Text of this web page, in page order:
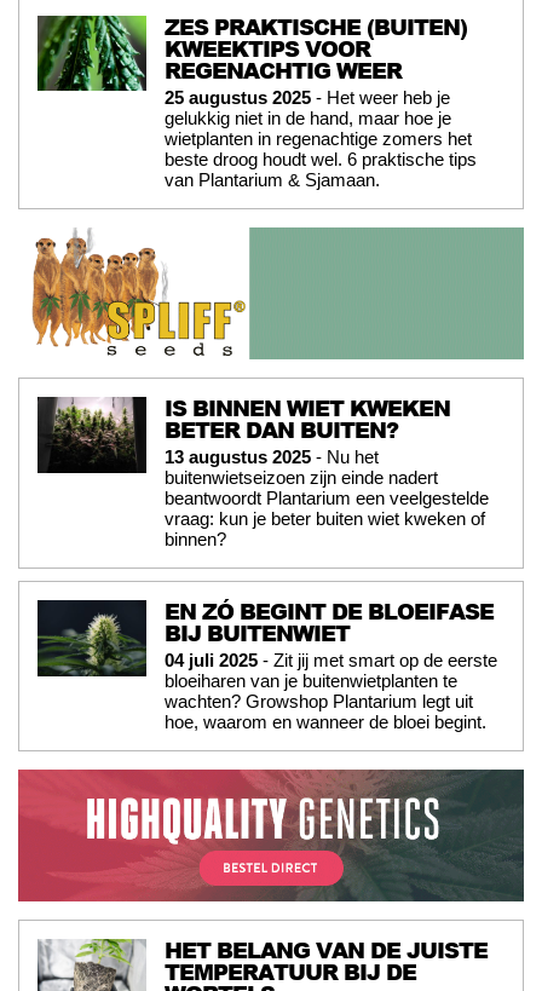
ZES PRAKTISCHE (BUITEN)
KWEEKTIPS VOOR
REGENACHTIG WEER
25 augustus 2025 - Het weer heb je
gelukkig niet in de hand, maar hoe je
wietplanten in regenachtige zomers het
beste droog houdt wel. 6 praktische tips
van Plantarium & Sjamaan.
IS BINNEN WIET KWEKEN
BETER DAN BUITEN?
13 augustus 2025 - Nu het
buitenwietseizoen zijn einde nadert
beantwoordt Plantarium een veelgestelde
vraag: kun je beter buiten wiet kweken of
binnen?
EN ZÓ BEGINT DE BLOEIFASE
BIJ BUITENWIET
04 juli 2025 - Zit jij met smart op de eerste
bloeiharen van je buitenwietplanten te
wachten? Growshop Plantarium legt uit
hoe, waarom en wanneer de bloei begint.
HET BELANG VAN DE JUISTE
TEMPERATUUR BIJ DE